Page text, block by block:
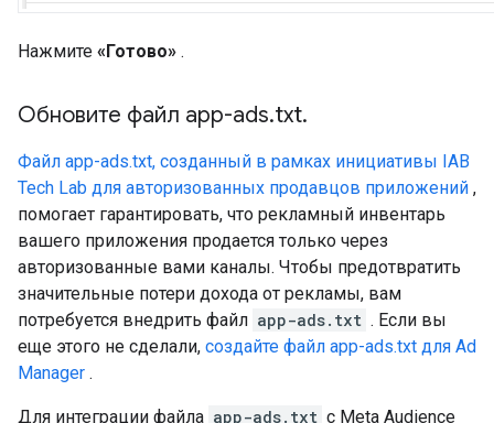
Нажмите «Готово» .
Обновите файл app-ads.txt.
Файл app-ads.txt, созданный в рамках инициативы IAB
Tech Lab для авторизованных продавцов приложений ,
помогает гарантировать, что рекламный инвентарь
вашего приложения продается только через
авторизованные вами каналы. Чтобы предотвратить
значительные потери дохода от рекламы, вам
потребуется внедрить файл app-ads.txt . Если вы
еще этого не сделали, создайте файл app-ads.txt для Ad
Manager .
Для интеграции файла app-ads.txt с Meta Audience